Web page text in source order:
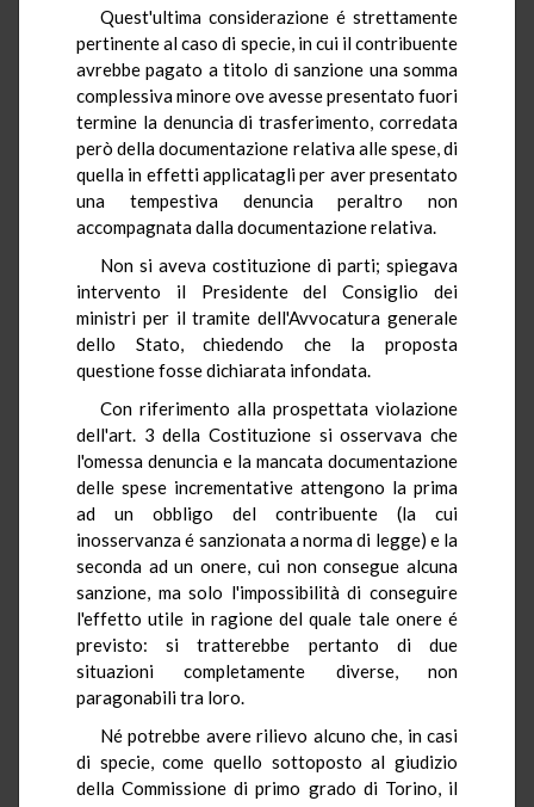
Quest'ultima considerazione é strettamente
pertinente al caso di specie, in cui il contribuente
avrebbe pagato a titolo di sanzione una somma
complessiva minore ove avesse presentato fuori
termine la denuncia di trasferimento, corredata
però della documentazione relativa alle spese, di
quella in effetti applicatagli per aver presentato
una tempestiva denuncia peraltro non
accompagnata dalla documentazione relativa.
Non si aveva costituzione di parti; spiegava
intervento il Presidente del Consiglio dei
ministri per il tramite dell'Avvocatura generale
dello Stato, chiedendo che la proposta
questione fosse dichiarata infondata.
Con riferimento alla prospettata violazione
dell'art. 3 della Costituzione si osservava che
l'omessa denuncia e la mancata documentazione
delle spese incrementative attengono la prima
ad un obbligo del contribuente (la cui
inosservanza é sanzionata a norma di legge) e la
seconda ad un onere, cui non consegue alcuna
sanzione, ma solo l'impossibilità di conseguire
l'effetto utile in ragione del quale tale onere é
previsto: si tratterebbe pertanto di due
situazioni completamente diverse, non
paragonabili tra loro.
Né potrebbe avere rilievo alcuno che, in casi
di specie, come quello sottoposto al giudizio
della Commissione di primo grado di Torino, il